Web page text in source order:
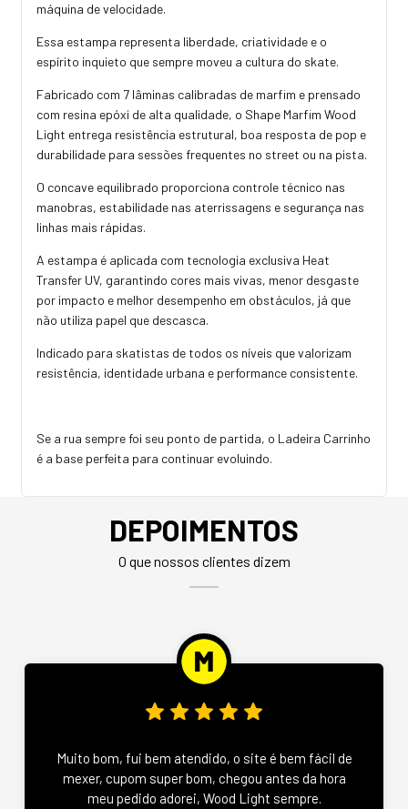
máquina de velocidade.
Essa estampa representa liberdade, criatividade e o
espírito inquieto que sempre moveu a cultura do skate.
Fabricado com 7 lâminas calibradas de marfim e prensado
com resina epóxi de alta qualidade, o Shape Marfim Wood
Light entrega resistência estrutural, boa resposta de pop e
durabilidade para sessões frequentes no street ou na pista.
O concave equilibrado proporciona controle técnico nas
manobras, estabilidade nas aterrissagens e segurança nas
linhas mais rápidas.
A estampa é aplicada com tecnologia exclusiva Heat
Transfer UV, garantindo cores mais vivas, menor desgaste
por impacto e melhor desempenho em obstáculos, já que
não utiliza papel que descasca.
Indicado para skatistas de todos os níveis que valorizam
resistência, identidade urbana e performance consistente.
Se a rua sempre foi seu ponto de partida, o Ladeira Carrinho
é a base perfeita para continuar evoluindo.
DEPOIMENTOS
O que nossos clientes dizem
Muito bom, fui bem atendido, o site é bem fácil de
mexer, cupom super bom, chegou antes da hora
meu pedido adorei, Wood Light sempre.